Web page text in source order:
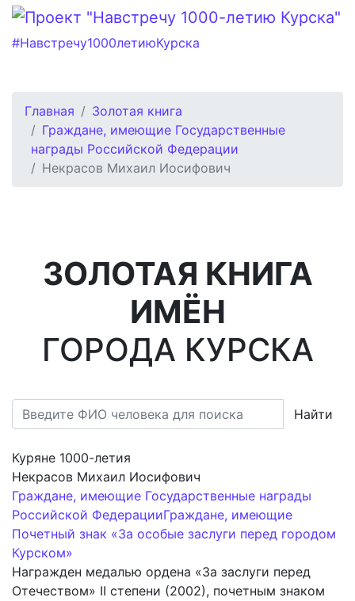
#Навстречу1000летиюКурска
Главная
Золотая книга
Граждане, имеющие Государственные
награды Российской Федерации
Некрасов Михаил Иосифович
ЗОЛОТАЯ КНИГА
ИМЁН
ГОРОДА КУРСКА
Найти
Куряне 1000-летия
Некрасов Михаил Иосифович
Граждане, имеющие Государственные награды
Российской ФедерацииГраждане, имеющие
Почетный знак «За особые заслуги перед городом
Курском»
Награжден медалью ордена «За заслуги перед
Отечеством» II степени (2002), почетным знаком